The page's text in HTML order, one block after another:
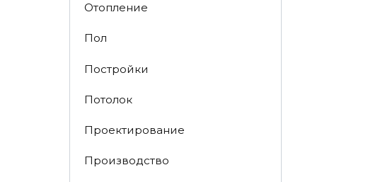
Отопление
Пол
Постройки
Потолок
Проектирование
Производство